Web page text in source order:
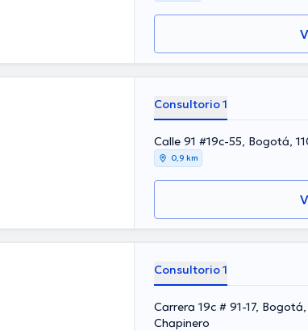
Consultorio 1
Calle 91 #19c-55, Bogotá,
0,9 km
Consultorio 1
Carrera 19c # 91-17,
Chapinero